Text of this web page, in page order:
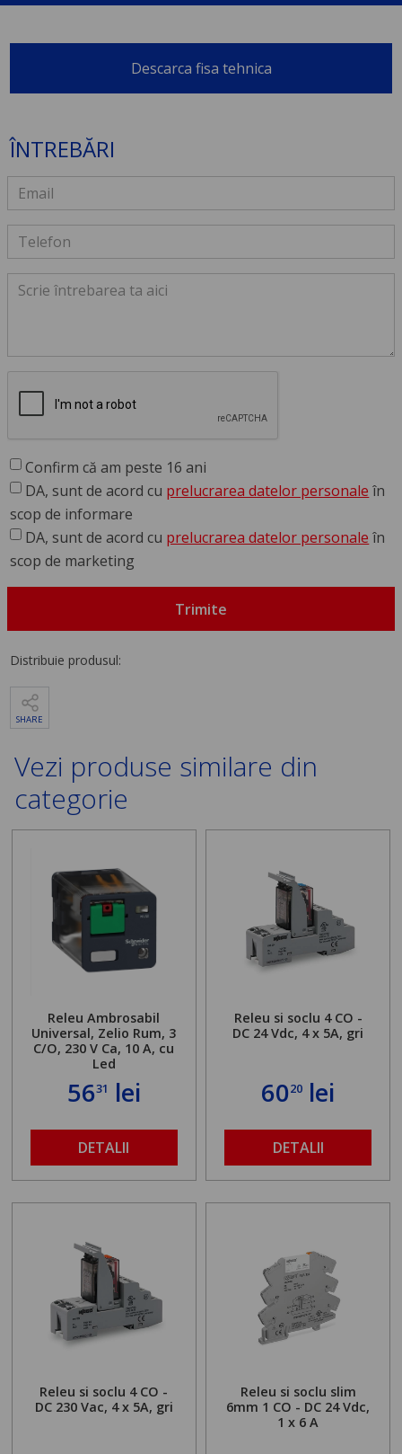
Descarca fisa tehnica
ÎNTREBĂRI
Confirm că am peste 16 ani
DA, sunt de acord cu prelucrarea datelor personale în
scop de informare
DA, sunt de acord cu prelucrarea datelor personale în
scop de marketing
Trimite
Distribuie produsul:
SHARE
Vezi produse similare din
categorie
Releu Ambrosabil
Universal, Zelio Rum, 3
C/O, 230 V Ca, 10 A, cu
Led
5631 lei
DETALII
Releu si soclu 4 CO -
DC 24 Vdc, 4 x 5A, gri
6020 lei
DETALII
Releu si soclu 4 CO -
DC 230 Vac, 4 x 5A, gri
Releu si soclu slim
6mm 1 CO - DC 24 Vdc,
1 x 6 A